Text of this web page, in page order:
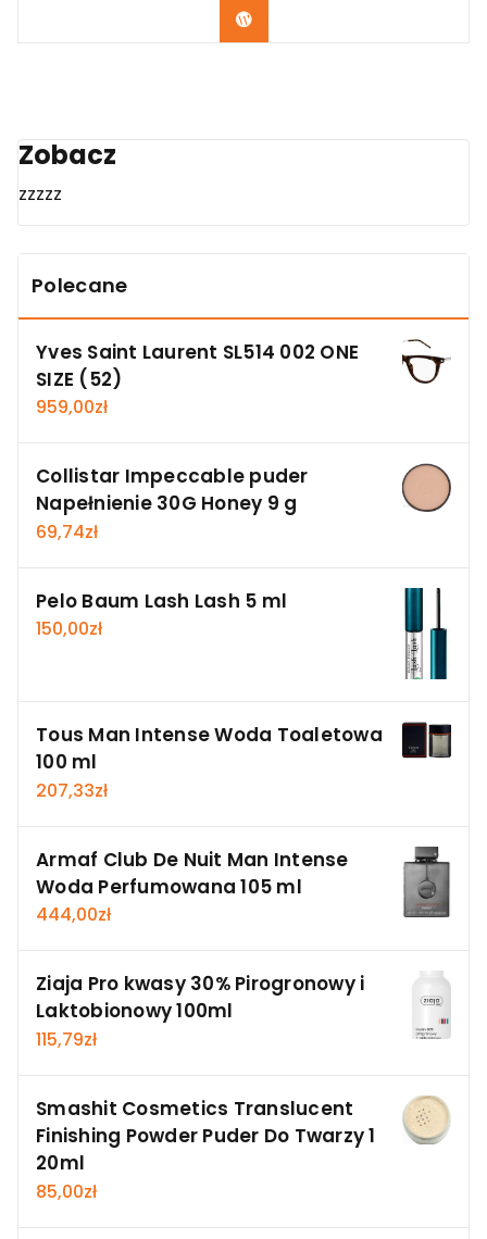
Zobacz
Zobacz
zzzzz
Polecane
Yves Saint Laurent SL514 002 ONE
SIZE (52)
959,00zł
Collistar Impeccable puder
Napełnienie 30G Honey 9 g
69,74zł
Pelo Baum Lash Lash 5 ml
150,00zł
Tous Man Intense Woda Toaletowa
100 ml
207,33zł
Armaf Club De Nuit Man Intense
Woda Perfumowana 105 ml
444,00zł
Ziaja Pro kwasy 30% Pirogronowy i
Laktobionowy 100ml
115,79zł
Smashit Cosmetics Translucent
Finishing Powder Puder Do Twarzy 1
20ml
85,00zł